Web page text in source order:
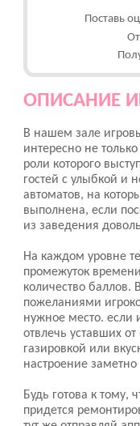
Поставь
ОПИСАНИЕ
В нашем зале
интересно не
роли которого
гостей с улыбкой и
автоматов, на
выполнена, если
из заведения
На каждом уровне
промежуток
количество баллов.
пожеланиями
нужное место. если
отвлечь уставших
газировкой или
настроение заметно
Будь готова к тому,
придется